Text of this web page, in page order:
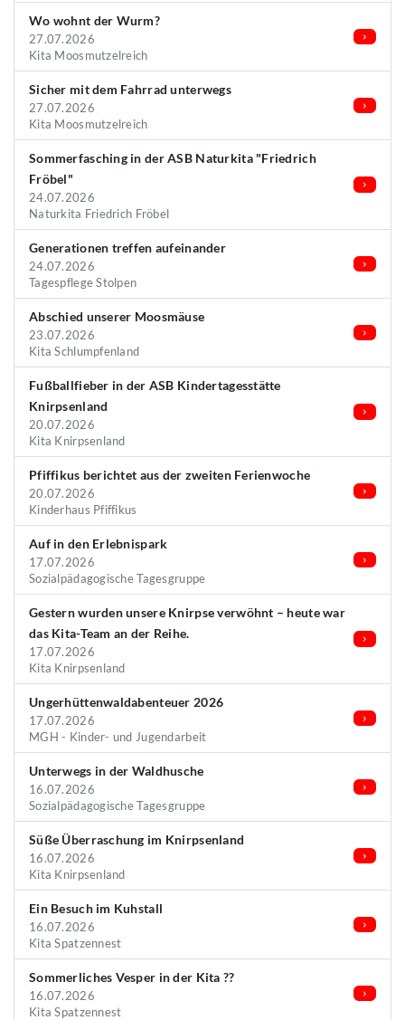
Wo wohnt der Wurm?
27.07.2026
Kita Moosmutzelreich
Sicher mit dem Fahrrad unterwegs
27.07.2026
Kita Moosmutzelreich
Sommerfasching in der ASB Naturkita "Friedrich
Fröbel"
24.07.2026
Naturkita Friedrich Fröbel
Generationen treffen aufeinander
24.07.2026
Tagespflege Stolpen
Abschied unserer Moosmäuse
23.07.2026
Kita Schlumpfenland
Fußballfieber in der ASB Kindertagesstätte
Knirpsenland
20.07.2026
Kita Knirpsenland
Pfiffikus berichtet aus der zweiten Ferienwoche
20.07.2026
Kinderhaus Pfiffikus
Auf in den Erlebnispark
17.07.2026
Sozialpädagogische Tagesgruppe
Gestern wurden unsere Knirpse verwöhnt – heute war
das Kita-Team an der Reihe.
17.07.2026
Kita Knirpsenland
Ungerhüttenwaldabenteuer 2026
17.07.2026
MGH - Kinder- und Jugendarbeit
Unterwegs in der Waldhusche
16.07.2026
Sozialpädagogische Tagesgruppe
Süße Überraschung im Knirpsenland
16.07.2026
Kita Knirpsenland
Ein Besuch im Kuhstall
16.07.2026
Kita Spatzennest
Sommerliches Vesper in der Kita ??
16.07.2026
Kita Spatzennest